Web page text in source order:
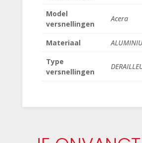
Model
versnellingen
Acera
Materiaal
Type
versnellingen